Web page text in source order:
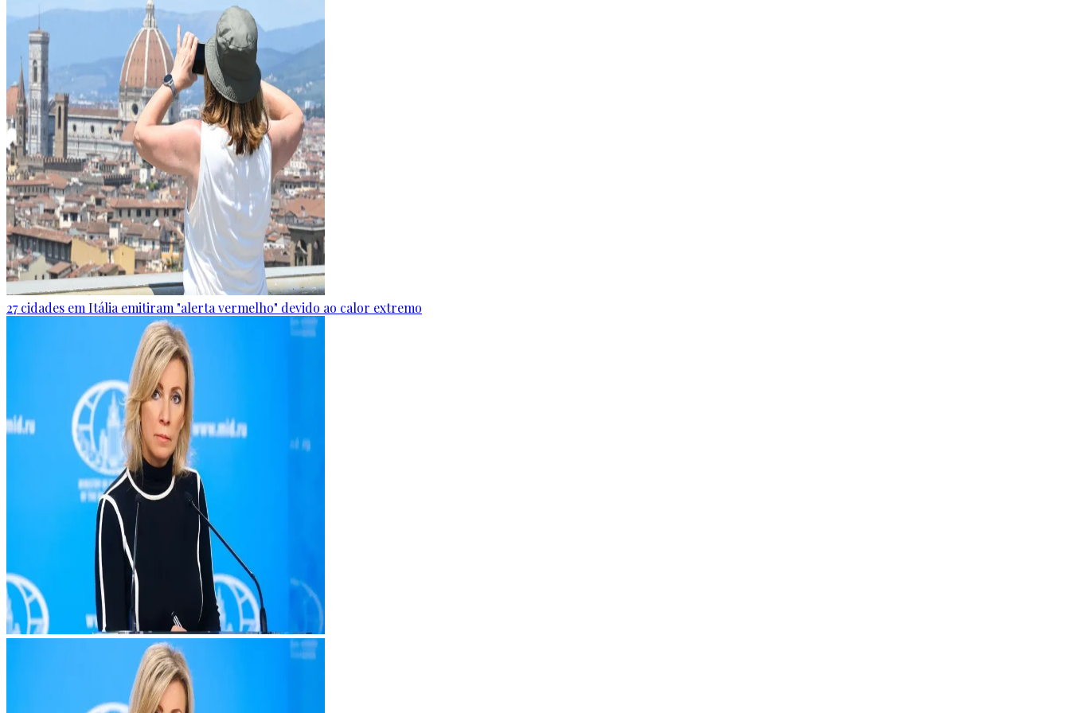
27 cidades em Itália emitiram "alerta vermelho" devido ao calor extremo